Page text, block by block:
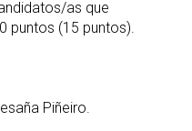
as que
puntos (15 puntos).
Piñeiro.